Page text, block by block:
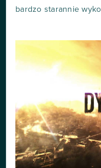
bardzo starannie